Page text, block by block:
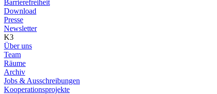
Barrierefreiheit
Download
Presse
Newsletter
K3
Über uns
Team
Räume
Archiv
Jobs & Ausschreibungen
Kooperationsprojekte